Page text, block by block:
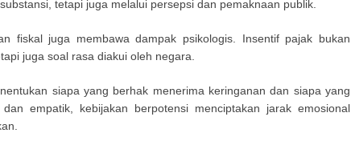
tetapi juga melalui persepsi dan pemaknaan publik.
fiskal juga membawa dampak psikologis. Insentif pajak bukan
juga soal rasa diakui oleh negara.
siapa yang berhak menerima keringanan dan siapa yang
empatik, kebijakan berpotensi menciptakan jarak emosional